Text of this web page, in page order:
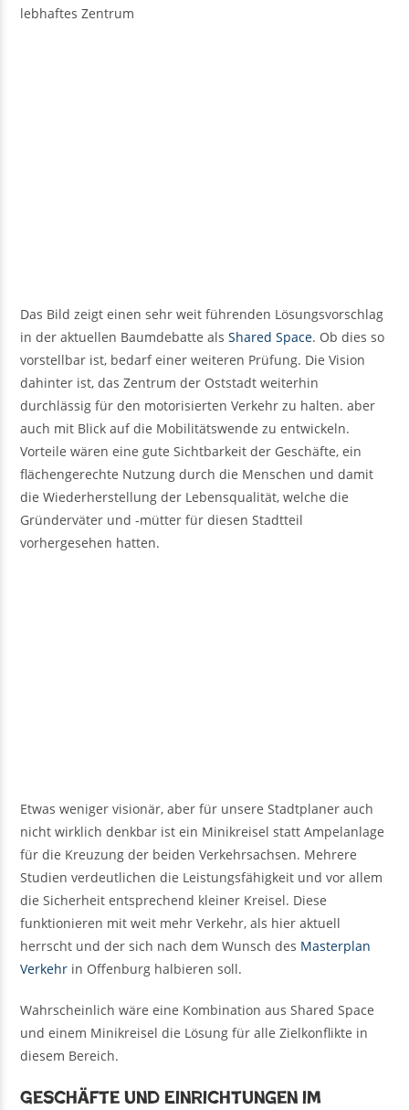
lebhaftes Zentrum
Das Bild zeigt einen sehr weit führenden Lösungsvorschlag
in der aktuellen Baumdebatte alsShared Space. Ob dies so
vorstellbar ist, bedarf einer weiteren Prüfung. Die Vision
dahinter ist, das Zentrum der Oststadt weiterhin
durchlässig für den motorisierten Verkehr zu halten. aber
auch mit Blick auf die Mobilitätswende zu entwickeln.
Vorteile wären eine gute Sichtbarkeit der Geschäfte, ein
flächengerechte Nutzung durch die Menschen und damit
die Wiederherstellung der Lebensqualität, welche die
Gründerväter und -mütter für diesen Stadtteil
vorhergesehen hatten.
Etwas weniger visionär, aber für unsere Stadtplaner auch
nicht wirklich denkbar ist ein Minikreisel statt Ampelanlage
für die Kreuzung der beiden Verkehrsachsen. Mehrere
Studien verdeutlichen die Leistungsfähigkeit und vor allem
die Sicherheit entsprechend kleiner Kreisel. Diese
funktionieren mit weit mehr Verkehr, als hier aktuell
herrscht und der sich nach dem Wunsch des Masterplan
Verkehr in Offenburg halbieren soll.
Wahrscheinlich wäre eine Kombination aus Shared Space
und einem Minikreisel die Lösung für alle Zielkonflikte in
diesem Bereich.
Geschäfte und Einrichtungen im